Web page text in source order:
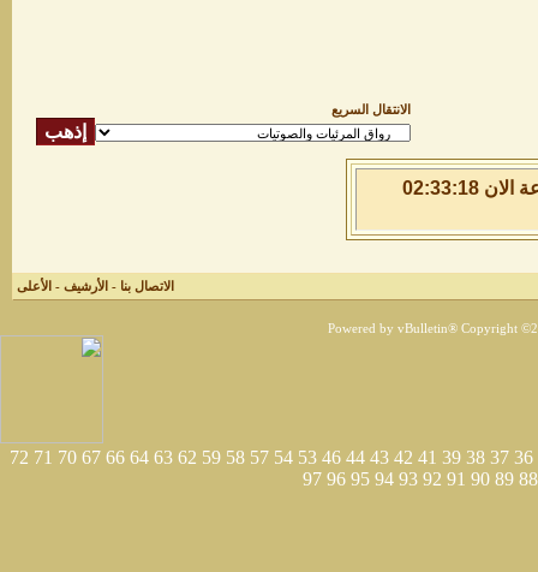
الانتقال السريع
الجمعة 7 من اغسطس 2026 , الساعة الان 02:33:18
الاتصال بنا - الأرشيف - الأعلى
Powered by vBulletin® Copyright
36
37
38
39
41
42
43
44
46
53
54
57
58
59
62
63
64
66
67
70
71
72
88
89
90
91
92
93
94
95
96
97